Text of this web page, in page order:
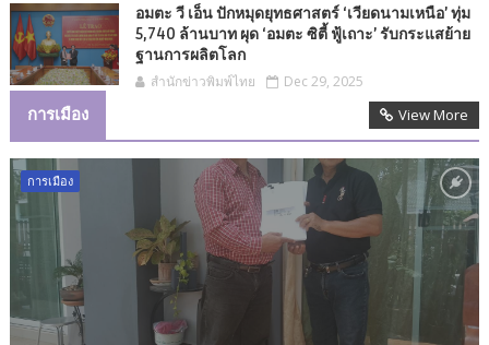
อมตะ วี เอ็น ปักหมุดยุทธศาสตร์ ‘เวียดนามเหนือ’ ทุ่ม
5,740 ล้านบาท ผุด ‘อมตะ ซิตี้ ฟู้เถาะ’ รับกระแสย้าย
ฐานการผลิตโลก
สำนักข่าวพิมพ์ไทย
Dec 29, 2025
การเมือง View More
การเมือง